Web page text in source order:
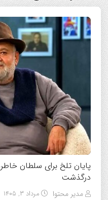
درگذشت
مدیر محتوا مرداد ۳, ۱۴۰۵